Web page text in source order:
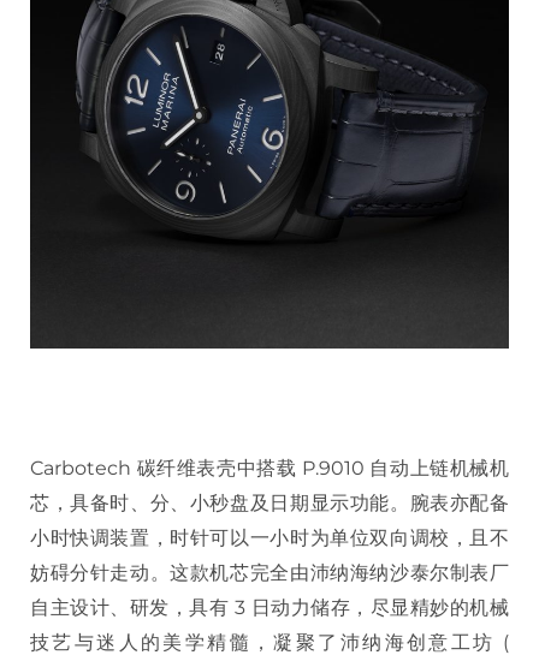
Carbotech 碳纤维表壳中搭载 P.9010 自动上链机械机
芯，具备时、分、小秒盘及日期显示功能。腕表亦配备
小时快调装置，时针可以一小时为单位双向调校，且不
妨碍分针走动。这款机芯完全由沛纳海纳沙泰尔制表厂
自主设计、研发，具有 3 日动力储存，尽显精妙的机械
技艺与迷人的美学精髓，凝聚了沛纳海创意工坊 (